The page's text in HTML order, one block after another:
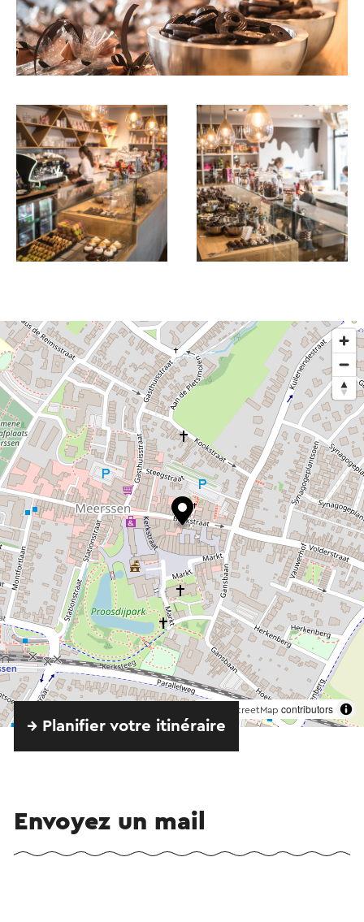
OpenStreetMap contributors
→ Planifier votre itinéraire
Envoyez un mail